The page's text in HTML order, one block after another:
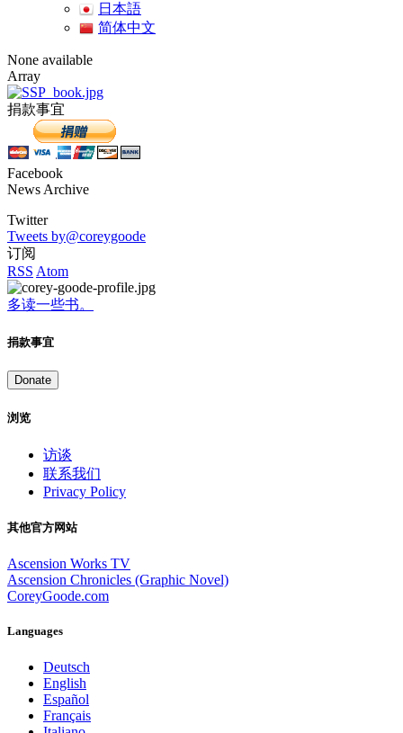
日本語
简体中文
None available
Array
捐款事宜
Facebook
News Archive
Twitter
Tweets by@coreygoode
订阅
RSS Atom
多读一些书。
捐款事宜
Donate
浏览
访谈
联系我们
Privacy Policy
其他官方网站
Ascension Works TV
Ascension Chronicles (Graphic Novel)
CoreyGoode.com
Languages
Deutsch
English
Español
Français